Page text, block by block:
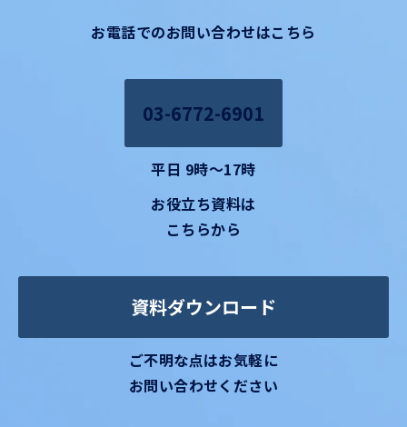
お電話でのお問い合わせはこちら
03-6772-6901
平日 9時～17時
お役立ち資料は
こちらから
資料ダウンロード
ご不明な点はお気軽に
お問い合わせください